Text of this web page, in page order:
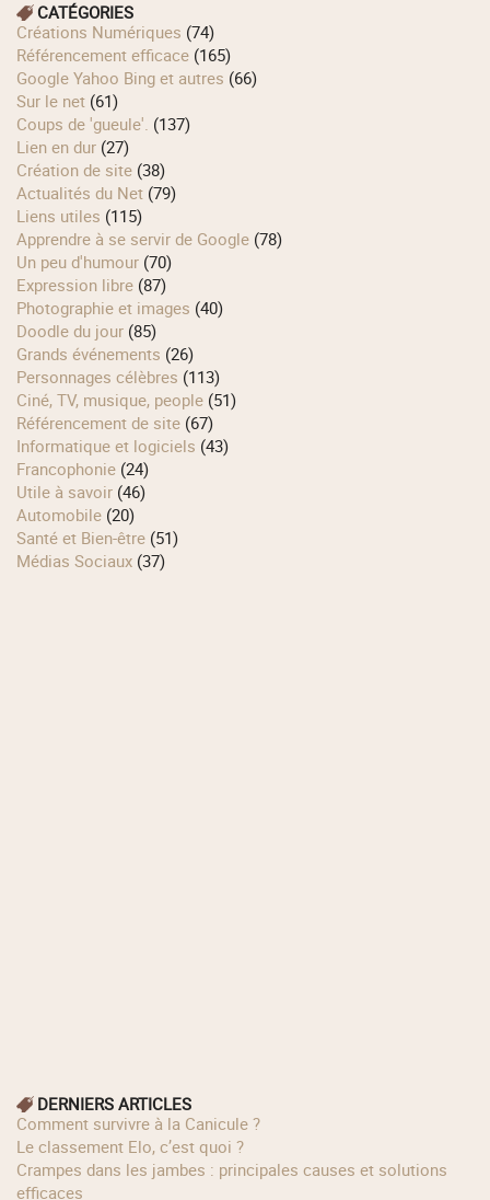
CATÉGORIES
Créations Numériques (74)
Référencement efficace (165)
Google Yahoo Bing et autres (66)
Sur le net (61)
Coups de 'gueule'. (137)
Lien en dur (27)
Création de site (38)
Actualités du Net (79)
Liens utiles (115)
Apprendre à se servir de Google (78)
Un peu d'humour (70)
Expression libre (87)
Photographie et images (40)
Doodle du jour (85)
Grands événements (26)
Personnages célèbres (113)
Ciné, TV, musique, people (51)
Référencement de site (67)
Informatique et logiciels (43)
Francophonie (24)
Utile à savoir (46)
Automobile (20)
Santé et Bien-être (51)
Médias Sociaux (37)
DERNIERS ARTICLES
Comment survivre à la Canicule ?
Le classement Elo, c’est quoi ?
Crampes dans les jambes : principales causes et solutions
efficaces